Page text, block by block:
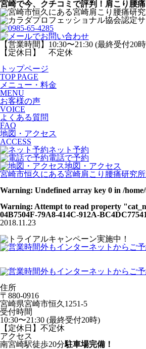
宮崎で今、クチコミで評判！肩こり腰
【営業時間】10:30〜21:30 (最終受付20
【定休日】 不定休
トップページ
TOP PAGE
メニュー・料金
MENU
お客様の声
VOICE
よくある質問
FAQ
地図・アクセス
ACCESS
ネット予約
電話で予約
地図・アクセス
宮崎市恒久にある宮崎肩こり腰痛研究
Warning: Undefined array key 0 in /
Warning: Attempt to read property
04B7504F-79A8-414C-912A-
2018.11.23
住所
〒880-0916
宮崎県宮崎市恒久1251-5
受付時間
10:30〜21:30 (最終受付20時)
【定休日】不定休
アクセス
南宮崎駅徒歩20分駐車場完備！